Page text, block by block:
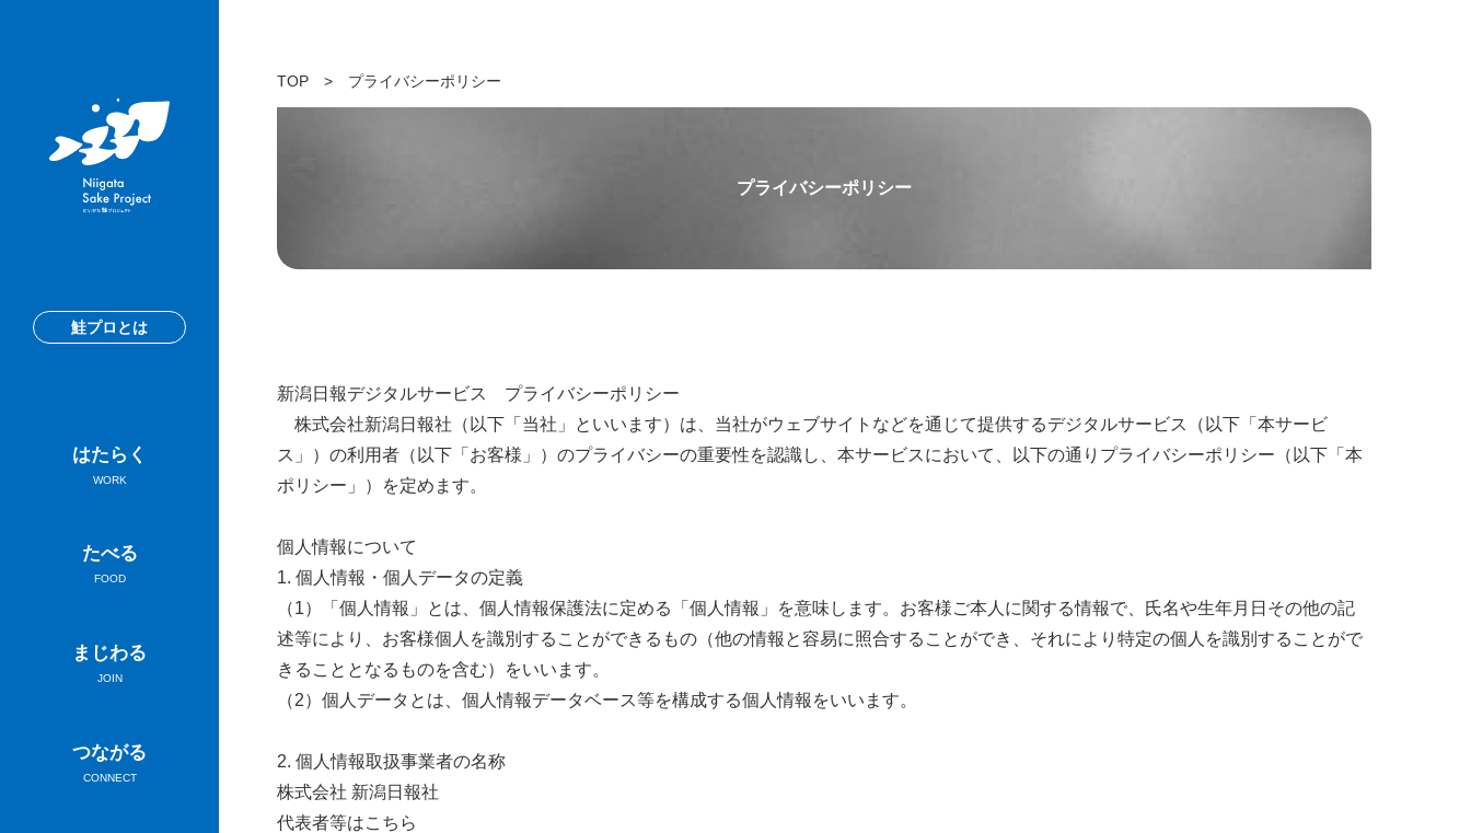
鮭プロとは
はたらく
WORK
たべる
FOOD
まじわる
JOIN
つながる
CONNECT
TOP> プライバシーポリシー
プライバシーポリシー
新潟日報デジタルサービス プライバシーポリシー
株式会社新潟日報社（以下「当社」といいます）は、当社がウェブサイトなどを通じて提供するデジタルサービス（以下「本サービ
ス」）の利用者（以下「お客様」）のプライバシーの重要性を認識し、本サービスにおいて、以下の通りプライバシーポリシー（以下「本
ポリシー」）を定めます。
個人情報について
1. 個人情報・個人データの定義
（1）「個人情報」とは、個人情報保護法に定める「個人情報」を意味します。お客様ご本人に関する情報で、氏名や生年月日その他の記
述等により、お客様個人を識別することができるもの（他の情報と容易に照合することができ、それにより特定の個人を識別することがで
きることとなるものを含む）をいいます。
（2）個人データとは、個人情報データベース等を構成する個人情報をいいます。
2. 個人情報取扱事業者の名称
株式会社 新潟日報社
代表者等はこちら